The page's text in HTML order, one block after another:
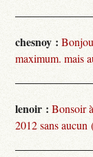
chesnoy :
maximum. mais
lenoir : Bonsoir
2012 sans